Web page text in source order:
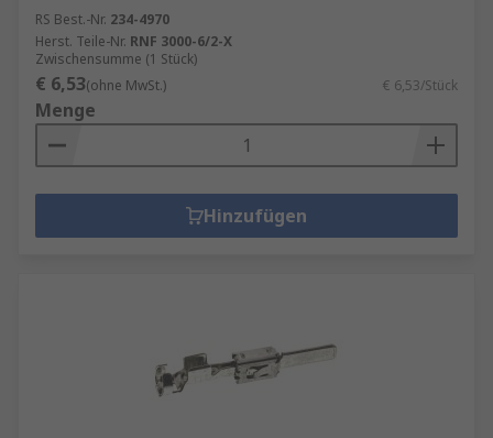
RS Best.-Nr. 234-4970
Herst. Teile-Nr. RNF 3000-6/2-X
Zwischensumme (1 Stück)
€ 6,53(ohne MwSt.) € 6,53/Stück
Menge
Hinzufügen